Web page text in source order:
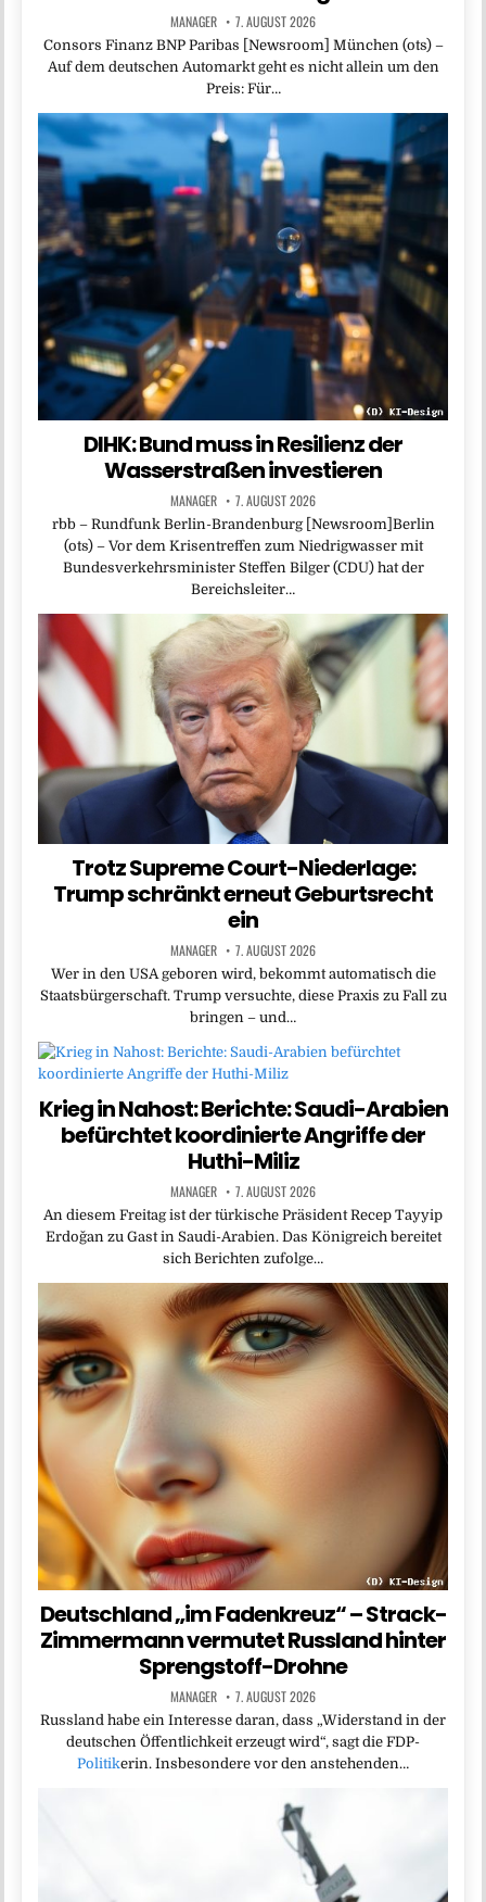
MANAGER 7. AUGUST 2026
Consors Finanz BNP Paribas [Newsroom] München (ots) –
Auf dem deutschen Automarkt geht es nicht allein um den
Preis: Für…
DIHK: Bund muss in Resilienz der
Wasserstraßen investieren
MANAGER 7. AUGUST 2026
rbb – Rundfunk Berlin-Brandenburg [Newsroom]Berlin
(ots) – Vor dem Krisentreffen zum Niedrigwasser mit
Bundesverkehrsminister Steffen Bilger (CDU) hat der
Bereichsleiter…
Trotz Supreme Court-Niederlage:
Trump schränkt erneut Geburtsrecht
ein
MANAGER 7. AUGUST 2026
Wer in den USA geboren wird, bekommt automatisch die
Staatsbürgerschaft. Trump versuchte, diese Praxis zu Fall zu
bringen – und…
Krieg in Nahost: Berichte: Saudi-Arabien
befürchtet koordinierte Angriffe der
Huthi-Miliz
MANAGER 7. AUGUST 2026
An diesem Freitag ist der türkische Präsident Recep Tayyip
Erdoğan zu Gast in Saudi-Arabien. Das Königreich bereitet
sich Berichten zufolge…
Deutschland „im Fadenkreuz“ – Strack-
Zimmermann vermutet Russland hinter
Sprengstoff-Drohne
MANAGER 7. AUGUST 2026
Russland habe ein Interesse daran, dass „Widerstand in der
deutschen Öffentlichkeit erzeugt wird“, sagt die FDP-
Politikerin. Insbesondere vor den anstehenden…